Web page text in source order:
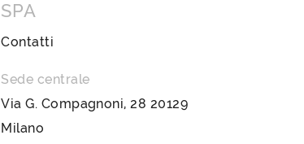
SPA
Contatti
Sede centrale
Via G. Compagnoni, 28 20129
Milano